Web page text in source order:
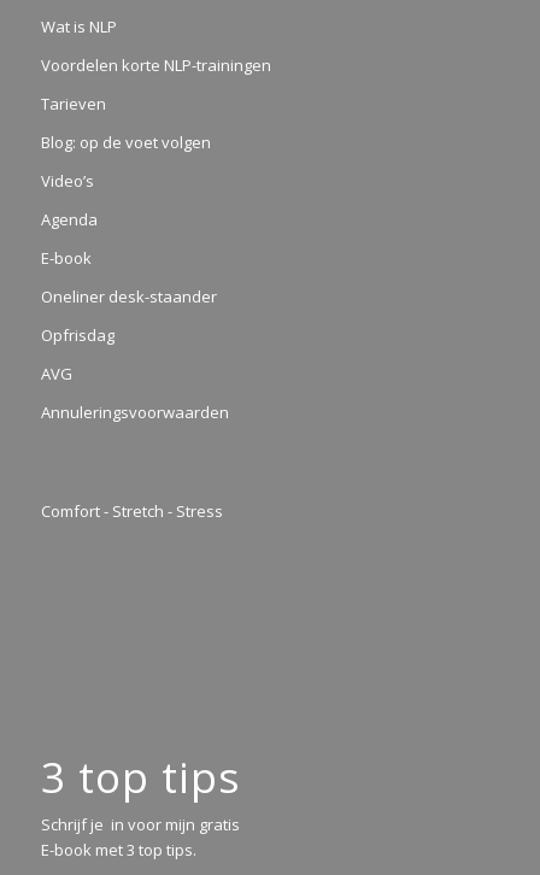
Wat is NLP
Voordelen korte NLP-trainingen
Tarieven
Blog: op de voet volgen
Video’s
Agenda
E-book
Oneliner desk-staander
Opfrisdag
AVG
Annuleringsvoorwaarden
Comfort - Stretch - Stress
3 top tips
Schrijf je in voor mijn gratis
E-book met 3 top tips.